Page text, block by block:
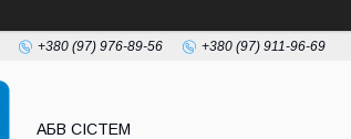
+380 (97) 976-89-56 +380 (97) 911-96-69
АБВ СІСТЕМ